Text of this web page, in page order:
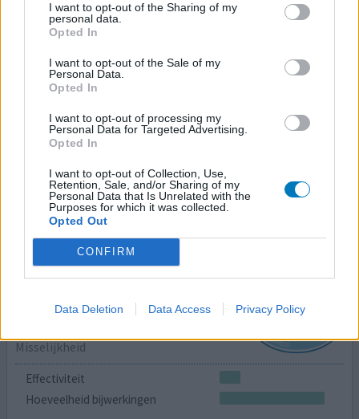
I want to opt-out of the Sharing of my
personal data.
Opted In
I want to opt-out of the Sale of my
Personal Data.
Opted In
I want to opt-out of processing my
Personal Data for Targeted Advertising.
Opted In
I want to opt-out of Collection, Use,
Retention, Sale, and/or Sharing of my
Personal Data that Is Unrelated with the
Purposes for which it was collected.
Opted Out
CONFIRM
Data Deletion Data Access Privacy Policy
16-08-2020 | Vrouw | 21
metoclopramide (10mg)
Effectiviteit
geef mening
20-11-2019 | Vrouw | 42
Misselijkheid
Effectiviteit
Hoeveelheid bijwerkingen